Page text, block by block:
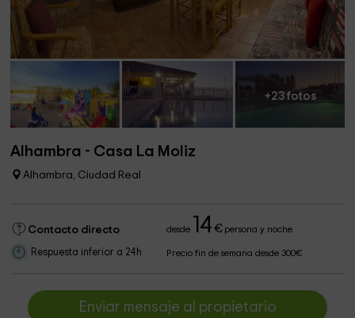
+23 fotos
Alhambra - Casa La Moliz
Alhambra, Ciudad Real
Contacto directo desde 14 €persona y noche
Respuesta inferior a 24h Precio fin de semana desde 300€
Enviar mensaje al propietario